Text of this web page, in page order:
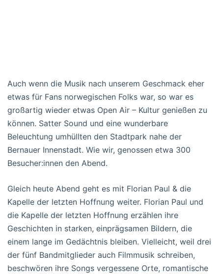
Auch wenn die Musik nach unserem Geschmack eher
etwas für Fans norwegischen Folks war, so war es
großartig wieder etwas Open Air – Kultur genießen zu
können. Satter Sound und eine wunderbare
Beleuchtung umhüllten den Stadtpark nahe der
Bernauer Innenstadt. Wie wir, genossen etwa 300
Besucher:innen den Abend.
Gleich heute Abend geht es mit Florian Paul & die
Kapelle der letzten Hoffnung weiter. Florian Paul und
die Kapelle der letzten Hoffnung erzählen ihre
Geschichten in starken, einprägsamen Bildern, die
einem lange im Gedächtnis bleiben. Vielleicht, weil drei
der fünf Bandmitglieder auch Filmmusik schreiben,
beschwören ihre Songs vergessene Orte, romantische